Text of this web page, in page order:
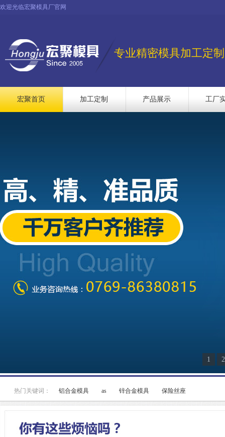
欢迎光临宏聚模具厂官网
专业精密模具加工定制
宏聚首页 加工定制 产品展示 工厂
1 2
热门关键词： 铝合金模具 as 锌合金模具 保险丝座